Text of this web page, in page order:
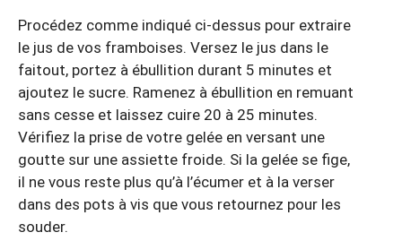
Procédez comme indiqué ci-dessus pour extraire
le jus de vos framboises. Versez le jus dans le
faitout, portez à ébullition durant 5 minutes et
ajoutez le sucre. Ramenez à ébullition en remuant
sans cesse et laissez cuire 20 à 25 minutes.
Vérifiez la prise de votre gelée en versant une
goutte sur une assiette froide. Si la gelée se fige,
il ne vous reste plus qu’à l’écumer et à la verser
dans des pots à vis que vous retournez pour les
souder.